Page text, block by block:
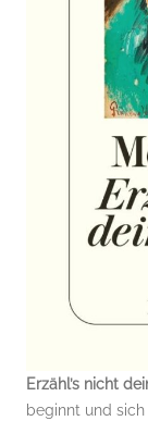
Erzähl’s nicht
beginnt und